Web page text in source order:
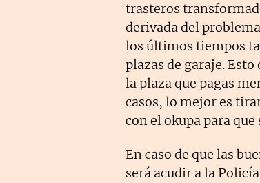
trasteros
derivada del
los últimos tiempos
plazas de garaje.
la plaza que pagas
casos, lo mejor es
con el okupa para
En caso de que las
será acudir a la